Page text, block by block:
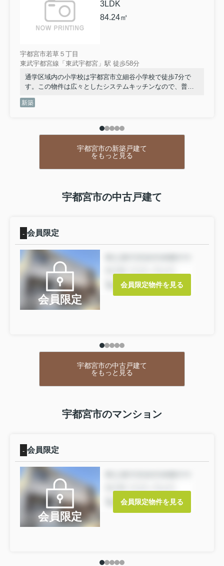
3LDK
84.24㎡
宇都宮市若草５丁目
東武宇都宮線「東武宇都宮」駅 徒歩58分
通学区域内の小学校は宇都宮市立細谷小学校で徒歩7分で
す。この物件は広々としたシステムキッチンなので、普段
の料理も楽しくなるでしょう。浴室が1坪以上あるので、ゆ
ったりとお風呂タイムを過ごせます。生活環境が整った宇
産購入をお考えであれば、お気軽にお問い合わせくださ
新築
宇都宮市の新築戸建て
をもっと見る
宇都宮市の中古戸建て
- 会員限定
会員限定
会員限定物件を見る
宇都宮市の中古戸建て
をもっと見る
宇都宮市のマンション
- 会員限定
会員限定
会員限定物件を見る